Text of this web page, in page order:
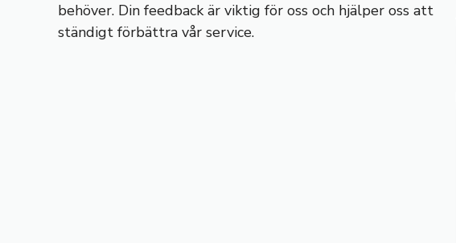
behöver. Din feedback är viktig för oss och hjälper oss att
ständigt förbättra vår service.